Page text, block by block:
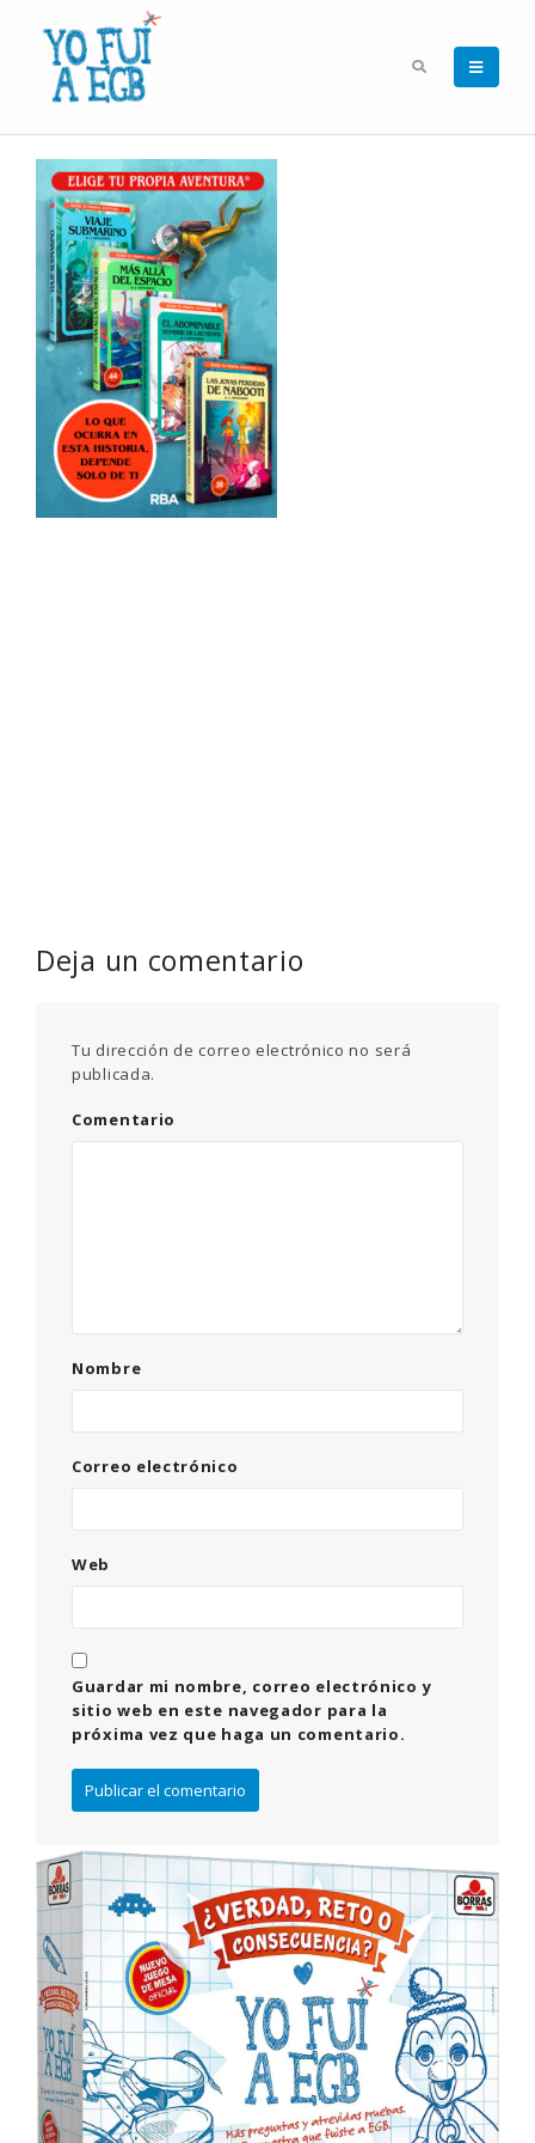
Deja un comentario
Tu dirección de correo electrónico no será
publicada.
Comentario
Nombre
Correo electrónico
Web
Guardar mi nombre, correo electrónico y
sitio web en este navegador para la
próxima vez que haga un comentario.